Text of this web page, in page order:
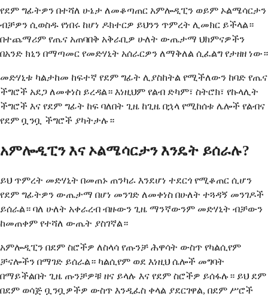
የደም ግፊትዎን በተሻለ ሁኔታ ለመቆጣጠር አምሎዲፒን ወይም ኦልሜሳርታን
ብቻዎን ሲወስዱ የነበሩ ከሆነ ዶክተርዎ ይህንን ጥምረት ሊመክር ይችላል።
በተጨማሪም የጤና አጠባበቅ አቅራቢዎ ሁለት ውጤታማ ህክምናዎችን
በአንድ ክኒን በማጣመር የመድሃኒት አሰራርዎን ለማቅለል ሲፈልግ የታዘዘ ነው።
መድሃኒቱ ካልታከመ ከፍተኛ የደም ግፊት ሊያስከትል የሚችለውን ከባድ የጤና
ችግሮች አደጋ ለመቀነስ ይረዳል። እነዚህም የልብ ድካም፣ ስትሮክ፣ የኩላሊት
ችግሮች እና የደም ግፊት ከፍ ባለበት ጊዜ ከጊዜ በኋላ የሚከሰቱ ሌሎች የልብና
የደም ቧንቧ ችግሮች ያካትታሉ።
አምሎዲፒን እና ኦልሜሳርታን እንዴት ይሰራሉ?
ይህ ጥምረት መድሃኒት በመጠኑ ጠንካራ እንደሆነ ተደርጎ የሚቆጠር ሲሆን
የደም ግፊትዎን ውጤታማ በሆነ መንገድ ለመቀነስ በሁለት ተጓዳኝ መንገዶች
ይሰራል። ባለ ሁለት አቀራረብ ብዙውን ጊዜ ማንኛውንም መድሃኒት ብቻውን
ከመጠቀም የተሻለ ውጤት ያስገኛል።
አምሎዲፒን በደም ስሮችዎ ለስላሳ የጡንቻ ሕዋሳት ውስጥ የካልሲየም
ቻናሎችን በማገድ ይሰራል። ካልሲየም ወደ እነዚህ ሴሎች መግባት
በማይችልበት ጊዜ ጡንቻዎቹ ዘና ይላሉ እና የደም ስሮችዎ ይሰፋሉ። ይህ ደም
በደም ወሳጅ ቧንቧዎችዎ ውስጥ እንዲፈስ ቀላል ያደርገዋል, በደም ሥሮች